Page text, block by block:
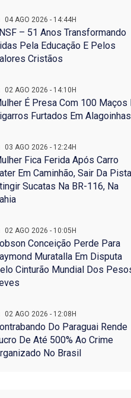
04 AGO 2026 - 14:44H
– 51 Anos Transformando
Pela Educação E Pelos
Cristãos
02 AGO 2026 - 14:10H
É Presa Com 100 Maços
Furtados Em Alagoinhas
03 AGO 2026 - 12:24H
Fica Ferida Após Carro
Em Caminhão, Sair Da
Sucatas Na BR-116, Na
02 AGO 2026 - 10:05H
Conceição Perde Para
Muratalla Em Disputa
Cinturão Mundial Dos
02 AGO 2026 - 12:08H
Do Paraguai Rende
De Até 500% Ao Crime
No Brasil